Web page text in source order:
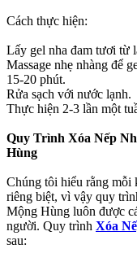
Cách thực hiện:
Lấy gel nha đam tươi từ
Massage nhẹ nhàng để
15-20 phút.
Rửa sạch với nước lạnh.
Thực hiện 2-3 lần một
Quy Trình Xóa Nếp
Hùng
Chúng tôi hiểu rằng mỗi
riêng biệt, vì vậy quy
Mộng Hùng luôn được
người. Quy trình Xóa
sau: